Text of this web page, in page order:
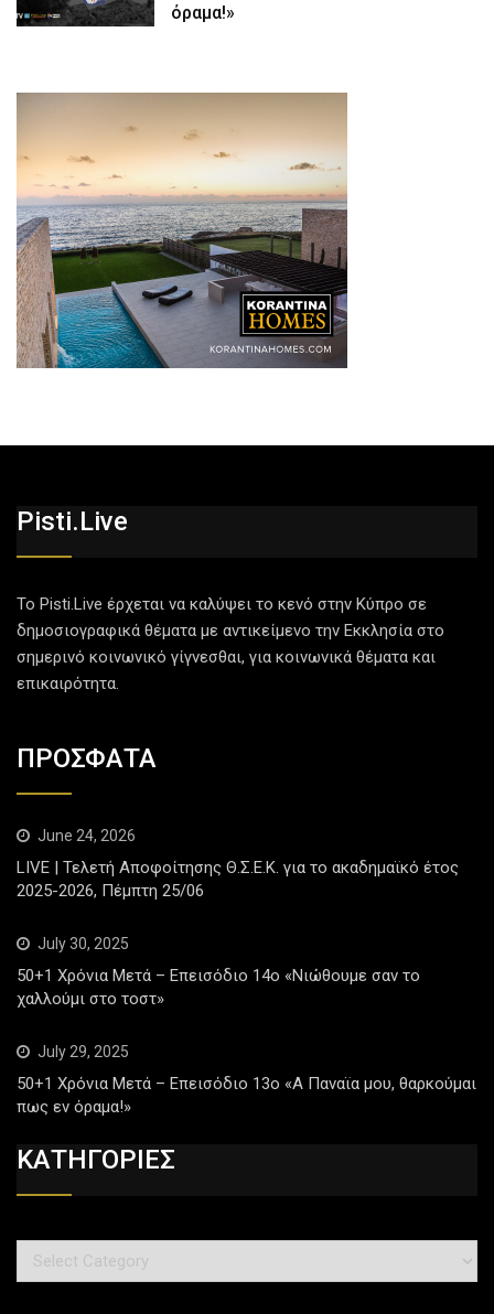
όραμα!»
Pisti.live
Το Pisti.Live έρχεται να καλύψει το κενό στην Κύπρο σε
δημοσιογραφικά θέματα με αντικείμενο την Εκκλησία στο
σημερινό κοινωνικό γίγνεσθαι, για κοινωνικά θέματα και
επικαιρότητα.
ΠΡΟΣΦΑΤΑ
June 24, 2026
LIVE | Τελετή Αποφοίτησης Θ.Σ.Ε.Κ. για το ακαδημαϊκό έτος
2025-2026, Πέμπτη 25/06
July 30, 2025
50+1 Χρόνια Μετά – Επεισόδιο 14ο «Νιώθουμε σαν το
χαλλούμι στο τοστ»
July 29, 2025
50+1 Χρόνια Μετά – Επεισόδιο 13ο «Α Παναϊα μου, θαρκούμαι
πως εν όραμα!»
ΚΑΤΗΓΟΡΙΕΣ